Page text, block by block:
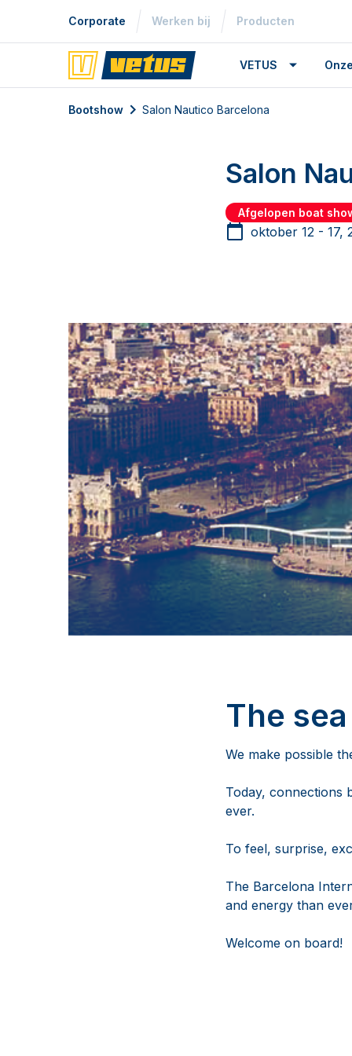
Corporate Werken bij Producten
VETUS
Bootshow Salon Nautico Barcelona
Salon
Afgelopen boat
oktober 12 - 17,
The
We make possible
Today, connections
ever.
To feel, surprise,
The Barcelona
and energy than
Welcome on board!